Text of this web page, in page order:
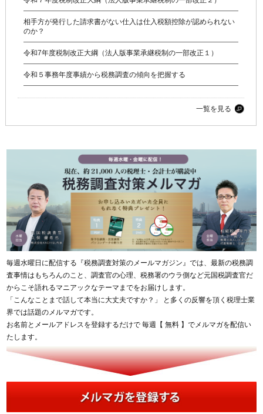
相手方が発行した請求書がない仕入は仕入税額控除が認められない
のか？
令和7年度税制改正大綱（法人版事業承継税制の一部改正１）
令和５事務年度事績から税務調査の傾向を把握する
一覧を見る
毎週水曜日に配信する『税務調査対策のメールマガジン』では、最新の税務調
査事情はもちろんのこと、調査官の心理、税務署のウラ側など元国税調査官だ
からこそ語れるマニアックなテーマまでをお届けします。
「こんなことまで話して本当に大丈夫ですか？」 と多くの反響を頂く税理士業
界では話題のメルマガです。
お名前とメールアドレスを登録するだけで 毎週【 無料 】でメルマガを配信い
たします。